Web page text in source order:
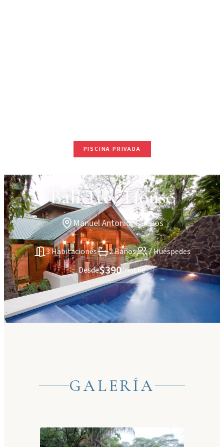
PISCINA PRIVADA
Bali Tree House
Manuel Antonio, Quepos
3 Habitaciones 2 Baños
7 Huéspedes
Desde$390/noche
GALERÍA